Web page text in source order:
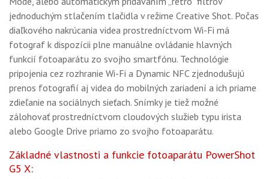
jednoduchým stlačením tlačidla v režime Creative Shot. Počas
diaľkového nakrúcania videa prostredníctvom Wi-Fi má
fotograf k dispozícii plne manuálne ovládanie hlavných
funkcií fotoaparátu zo svojho smartfónu. Technológie
pripojenia cez rozhranie Wi-Fi a Dynamic NFC zjednodušujú
prenos fotografií aj videa do mobilných zariadení a ich priame
zdieľanie na sociálnych sieťach. Snímky je tiež možné
zálohovať prostredníctvom cloudových služieb typu irista
alebo Google Drive priamo zo svojho fotoaparátu.
Základné vlastnosti a funkcie fotoaparátu PowerShot
G5 X: